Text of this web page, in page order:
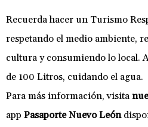
Recuerda hacer un Turismo
respetando el medio ambiente,
cultura y consumiendo lo local.
de 100 Litros, cuidando el agua.
Para más información, visita
app Pasaporte Nuevo León